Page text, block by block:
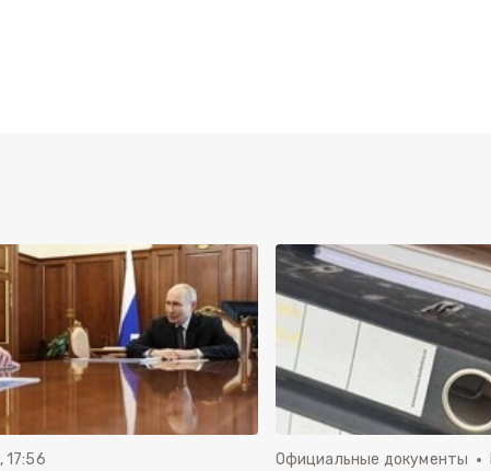
17:56 Официальные документы